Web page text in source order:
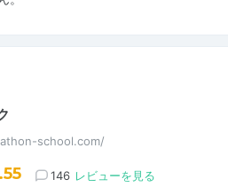
school.com/
146 レビューを見る